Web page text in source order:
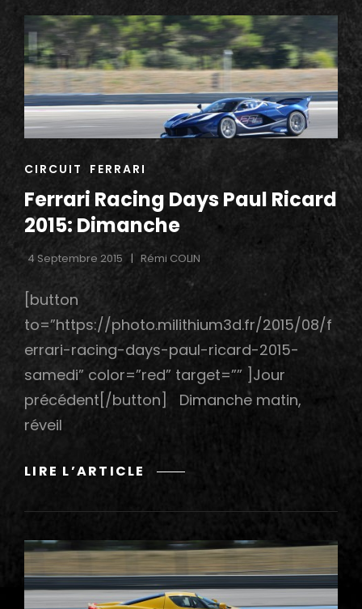
CASTELLET
2016
–
VENDREDI
ET
SAMEDI.
CAT
CIRCUIT FERRARI
Ferrari Racing Days Paul Ricard
2015: Dimanche
4 Septembre 2015 Rémi COLIN
[button
to=”https://photo.milithium3d.fr/2015/08/f
errari-racing-days-paul-ricard-2015-
samedi” color=”red” target=”” ]Jour
précédent[/button] Dimanche matin,
réveil
LIRE L’ARTICLE
FERRARI
DAYS
RICARD
2015:
DIMANCHE